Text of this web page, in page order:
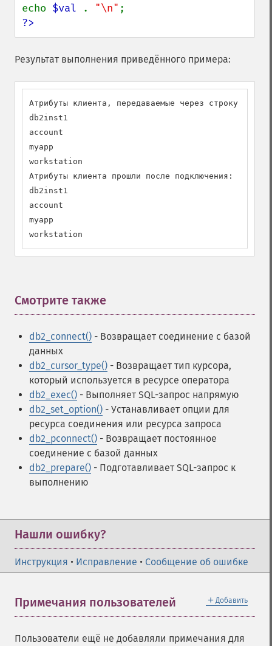
echo $val . "\n"
?>
Результат выполнения приведённого примера:
Атрибуты клиента, передаваемые через строку
db2inst1
account
myapp
workstation
Атрибуты клиента прошли после подключения:
db2inst1
account
myapp
workstation
Смотрите также
db2_connect() - Возвращает соединение с базой
данных
db2_cursor_type() - Возвращает тип курсора,
который используется в ресурсе оператора
db2_exec() - Выполняет SQL-запрос напрямую
db2_set_option() - Устанавливает опции для
ресурса соединения или ресурса запроса
db2_pconnect() - Возвращает постоянное
соединение с базой данных
db2_prepare() - Подготавливает SQL-запрос к
выполнению
Нашли ошибку?
Инструкция • Исправление • Сообщение об ошибке
＋ Добавить
Примечания пользователей
Пользователи ещё не добавляли примечания для